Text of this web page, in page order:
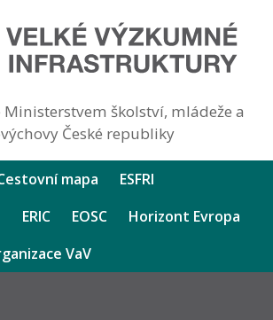
školství, mládeže a
České republiky
mapa
ESFRI
ERIC EOSC
Horizont Evropa
VaV